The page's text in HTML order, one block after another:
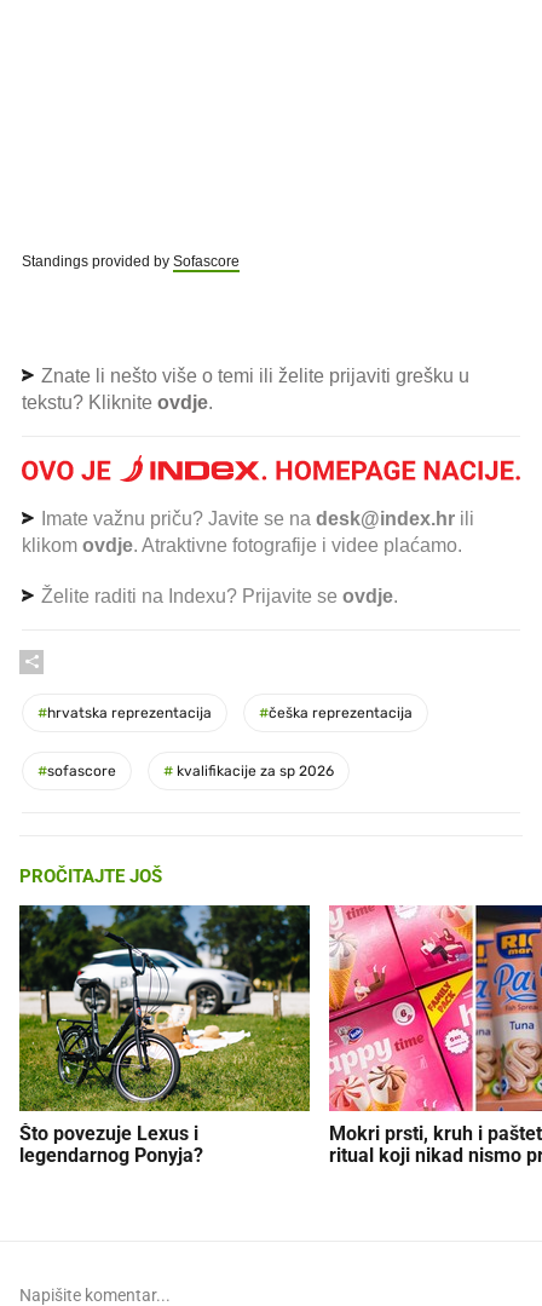
Standings provided by Sofascore
Znate li nešto više o temi ili želite prijaviti grešku u
tekstu? Kliknite ovdje.
Imate važnu priču? Javite se na desk@index.hr ili
klikom ovdje. Atraktivne fotografije i videe plaćamo.
Želite raditi na Indexu? Prijavite se ovdje.
#hrvatska reprezentacija #češka reprezentacija
#sofascore # kvalifikacije za sp 2026
PROČITAJTE JOŠ
Što povezuje Lexus i
legendarnog Ponyja?
Mokri prsti, kruh i
ritual koji nikad nismo